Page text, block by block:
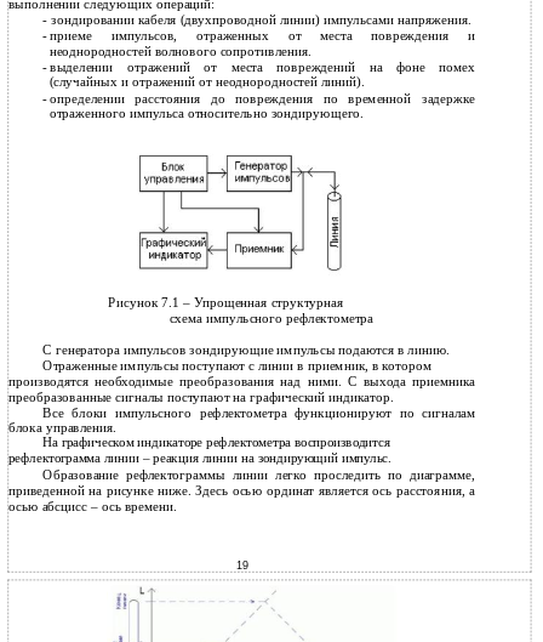
выполнении следующих операций:
- зондировании кабеля (двухпроводной линии) импульсами напряжения.
-приеме импульсов, отраженных от места повреждения и
неоднородностей волнового сопротивления.
-выделении отражений от места повреждений на фоне помех
(случайных и отражений от неоднородностей линий).
-определении расстояния до повреждения по временной задержке
отраженного импульса относительно зондирующего.
Рисунок 7.1 – Упрощенная структурная
схема импульсного рефлектометра
С генератора импульсов зондирующие импульсы подаются в линию.
Отраженные импульсы поступают с линии в приемник, в котором
производятся необходимые преобразования над ними. С выхода приемника
преобразованные сигналы поступают на графический индикатор.
Все блоки импульсного рефлектометра функционируют по сигналам
блока управления.
На графическом индикаторе рефлектометра воспроизводится
рефлектограмма линии – реакция линии на зондирующий импульс.
Образование рефлектограммы линии легко проследить по диаграмме,
приведенной на рисунке ниже. Здесь осью ординат является ось расстояния, а
осью абсцисс – ось времени.
19